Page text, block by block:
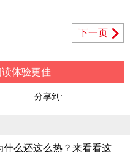
下一页
体验更佳
分享到:
什么还这么热？来看看这